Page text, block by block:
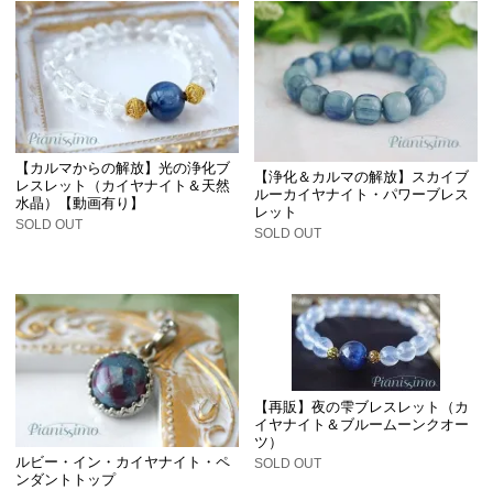
【カルマからの解放】光の浄化ブ
レスレット（カイヤナイト＆天然
水晶）【動画有り】
SOLD OUT
【浄化＆カルマの解放】スカイブ
ルーカイヤナイト・パワーブレス
レット
SOLD OUT
ルビー・イン・カイヤナイト・ペ
ンダントトップ
【再販】夜の雫ブレスレット（カ
イヤナイト＆ブルームーンクオー
ツ）
SOLD OUT